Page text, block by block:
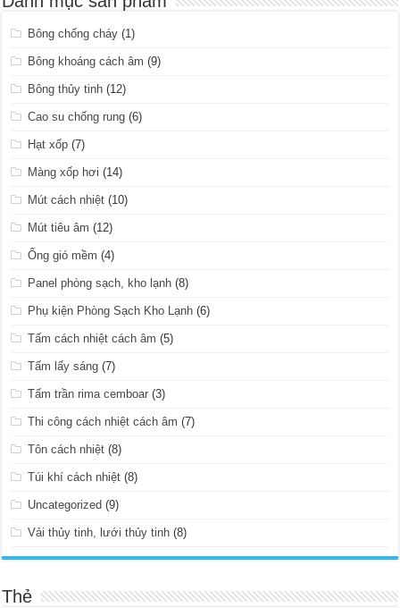
Bông chống cháy (1)
Bông khoáng cách âm (9)
Bông thủy tinh (12)
Cao su chống rung (6)
Hạt xốp (7)
Màng xốp hơi (14)
Mút cách nhiệt (10)
Mút tiêu âm (12)
Ống gió mềm (4)
Panel phòng sạch, kho lạnh (8)
Phụ kiện Phòng Sạch Kho Lạnh (6)
Tấm cách nhiệt cách âm (5)
Tấm lấy sáng (7)
Tấm trần rima cemboar (3)
Thi công cách nhiệt cách âm (7)
Tôn cách nhiệt (8)
Túi khí cách nhiệt (8)
Uncategorized (9)
Vải thủy tinh, lưới thủy tinh (8)
Thẻ